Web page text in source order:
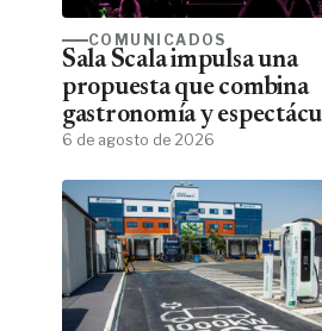
COMUNICADOS
Sala Scala impulsa una
propuesta que combina
gastronomía y
Gran Canaria
6 de agosto de 2026